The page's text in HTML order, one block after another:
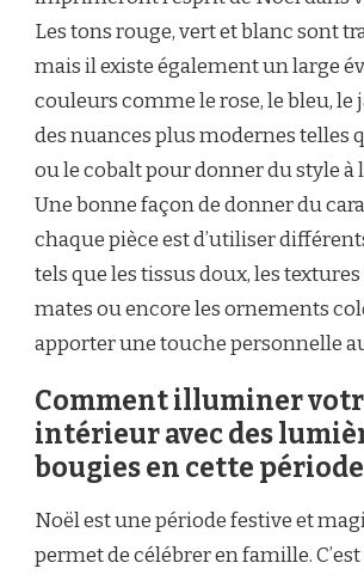
Les tons rouge, vert et blanc sont
mais il existe également un large
couleurs comme le rose, le bleu, le
des nuances plus modernes telles
ou le cobalt pour donner du style à
Une bonne façon de donner du
chaque pièce est d’utiliser
tels que les tissus doux, les
mates ou encore les ornements
apporter une touche personnelle
Comment illuminer
intérieur avec des
bougies en cette période
Noël est une période festive et
permet de célébrer en famille.